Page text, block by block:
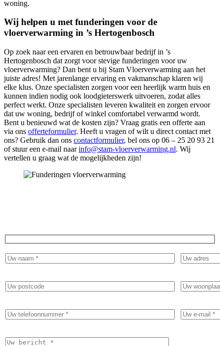
woning.
Wij helpen u met funderingen voor de
vloerverwarming in ’s Hertogenbosch
Op zoek naar een ervaren en betrouwbaar bedrijf in ’s
Hertogenbosch dat zorgt voor stevige funderingen voor uw
vloerverwarming? Dan bent u bij Stam Vloerverwarming aan het
juiste adres! Met jarenlange ervaring en vakmanschap klaren wij
elke klus. Onze specialisten zorgen voor een heerlijk warm huis en
kunnen indien nodig ook loodgieterswerk uitvoeren, zodat alles
perfect werkt. Onze specialisten leveren kwaliteit en zorgen ervoor
dat uw woning, bedrijf of winkel comfortabel verwarmd wordt.
Bent u benieuwd wat de kosten zijn? Vraag gratis een offerte aan
via ons offerteformulier. Heeft u vragen of wilt u direct contact met
ons? Gebruik dan ons contactformulier, bel ons op 06 – 25 20 93 21
of stuur een e-mail naarinfo@stam-vloerverwarming.nl. Wij
vertellen u graag wat de mogelijkheden zijn!